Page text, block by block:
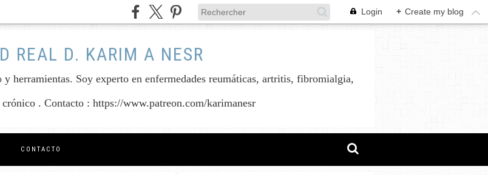
Login + Create my blog
REAL D. KARIM A NESR
herramientas. Soy experto en enfermedades reumáticas, artritis, fibromialgia,
. Contacto : https://www.patreon.com/karimanesr
CONTACTO